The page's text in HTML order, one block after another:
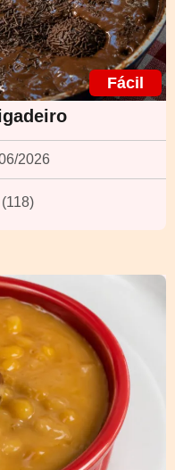
Fácil
2026
(118)